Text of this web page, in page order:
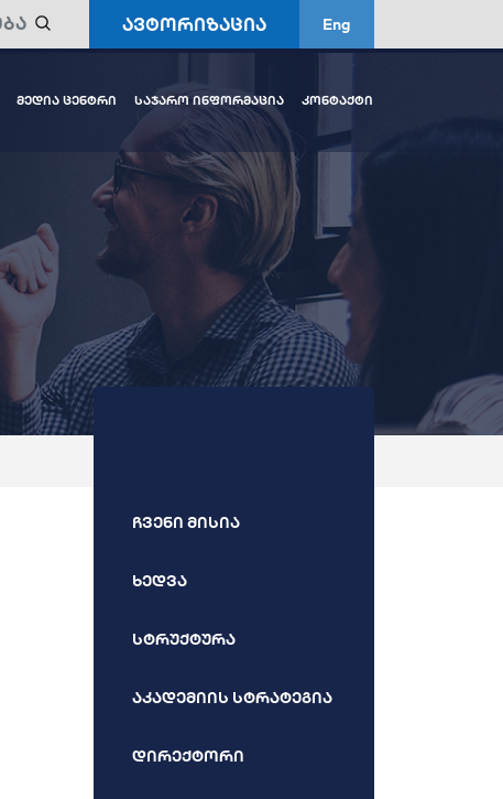
ავტორიზაცია Eng
მედია ცენტრი საჯარო ინფორმაცია კონტაქტი
ჩვენი მისია
ხედვა
სტრუქტურა
აკადემიის სტრატეგია
დირექტორი